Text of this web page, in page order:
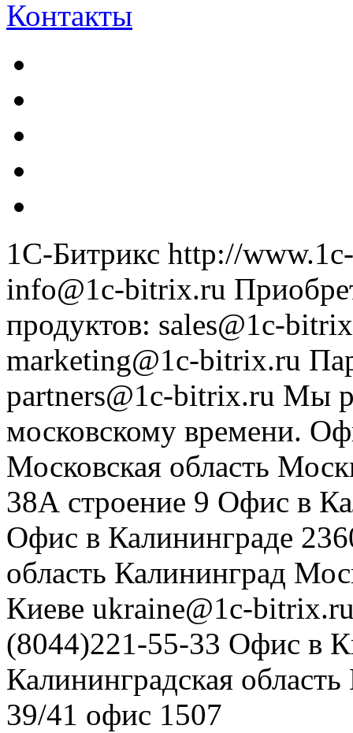
Контакты
1С-Битрикс http://
info@1c-bitrix.ru
продуктов: sales@1c-
marketing@1c-bitrix.ru
partners@1c-bitrix.ru Мы
московскому времени.
Московская область
38А строение 9 Офис в
Офис в Калининграде
область Калининград
Киеве ukraine@1c-
(8044)221-55-33 Офис в
Калининградская область
39/41 офис 1507